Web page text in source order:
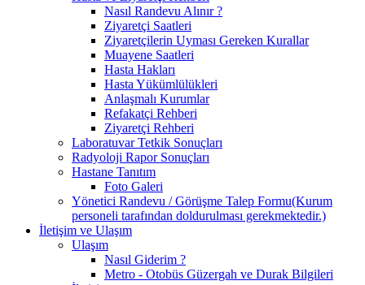
Nasıl Randevu Alınır ?
Ziyaretçi Saatleri
Ziyaretçilerin Uyması Gereken Kurallar
Muayene Saatleri
Hasta Hakları
Hasta Yükümlülükleri
Anlaşmalı Kurumlar
Refakatçi Rehberi
Ziyaretçi Rehberi
Laboratuvar Tetkik Sonuçları
Radyoloji Rapor Sonuçları
Hastane Tanıtım
Foto Galeri
Yönetici Randevu / Görüşme Talep Formu(Kurum
personeli tarafından doldurulması gerekmektedir.)
İletişim ve Ulaşım
Ulaşım
Nasıl Giderim ?
Metro - Otobüs Güzergah ve Durak Bilgileri